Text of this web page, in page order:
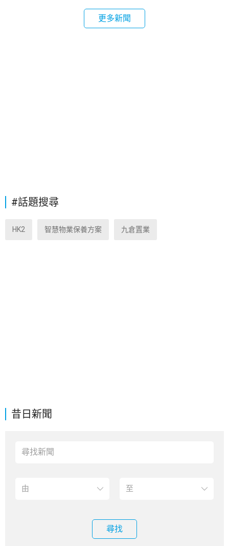
昔日新聞
尋找
更多新聞
#話題搜尋
HK2 智慧物業保養方案 九倉置業